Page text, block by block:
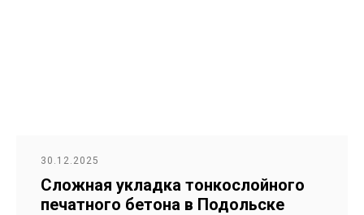
30.12.2025
Сложная укладка тонкослойного
печатного бетона в Подольске